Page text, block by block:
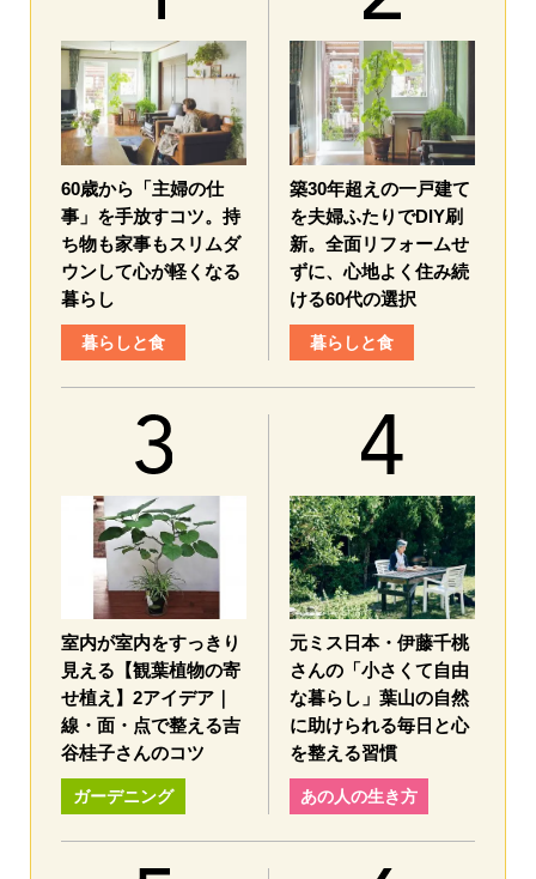
60歳から「主婦の仕
事」を手放すコツ。持
ち物も家事もスリムダ
ウンして心が軽くなる
暮らし
暮らしと食
築30年超えの一戸建て
を夫婦ふたりでDIY刷
新。全面リフォームせ
ずに、心地よく住み続
ける60代の選択
暮らしと食
室内が室内をすっきり
見える【観葉植物の寄
せ植え】2アイデア｜
線・面・点で整える吉
谷桂子さんのコツ
ガーデニング
元ミス日本・伊藤千桃
さんの「小さくて自由
な暮らし」葉山の自然
に助けられる毎日と心
を整える習慣
あの人の生き方